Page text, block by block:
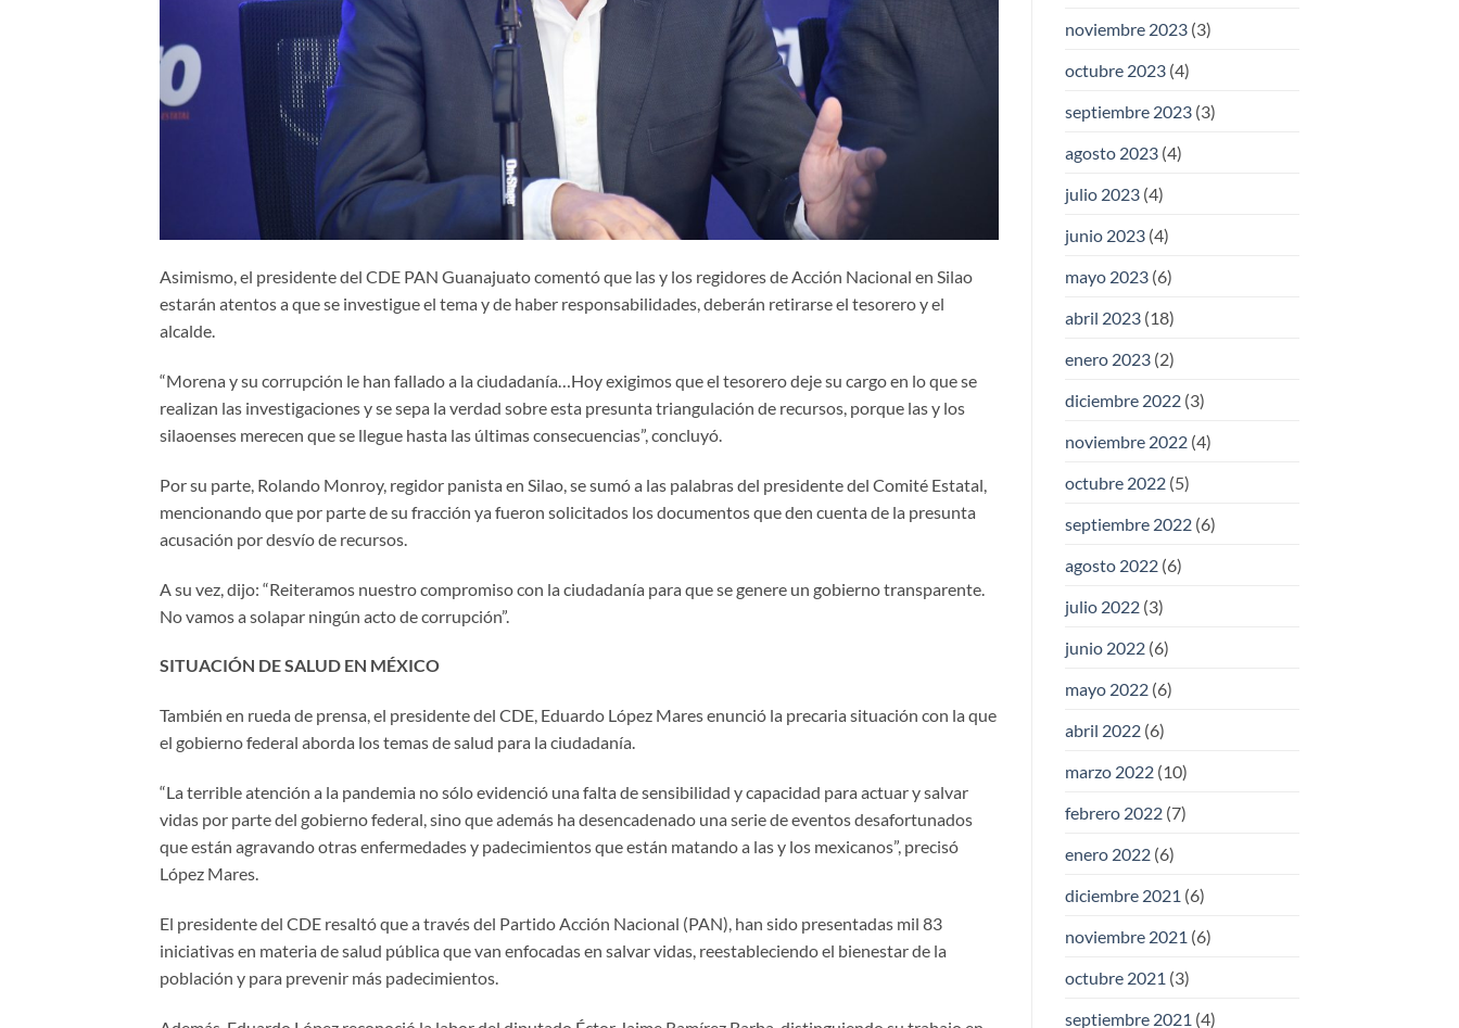
Asimismo, el presidente del CDE PAN Guanajuato comentó que las y los regidores de Acción Nacional en Silao
estarán atentos a que se investigue el tema y de haber responsabilidades, deberán retirarse el tesorero y el
alcalde.
“Morena y su corrupción le han fallado a la ciudadanía…Hoy exigimos que el tesorero deje su cargo en lo que se
realizan las investigaciones y se sepa la verdad sobre esta presunta triangulación de recursos, porque las y los
silaoenses merecen que se llegue hasta las últimas consecuencias”, concluyó.
Por su parte, Rolando Monroy, regidor panista en Silao, se sumó a las palabras del presidente del Comité Estatal,
mencionando que por parte de su fracción ya fueron solicitados los documentos que den cuenta de la presunta
acusación por desvío de recursos.
A su vez, dijo: “Reiteramos nuestro compromiso con la ciudadanía para que se genere un gobierno transparente.
No vamos a solapar ningún acto de corrupción”.
SITUACIÓN DE SALUD EN MÉXICO
También en rueda de prensa, el presidente del CDE, Eduardo López Mares enunció la precaria situación con la que
el gobierno federal aborda los temas de salud para la ciudadanía.
“La terrible atención a la pandemia no sólo evidenció una falta de sensibilidad y capacidad para actuar y salvar
vidas por parte del gobierno federal, sino que además ha desencadenado una serie de eventos desafortunados
que están agravando otras enfermedades y padecimientos que están matando a las y los mexicanos”, precisó
López Mares.
El presidente del CDE resaltó que a través del Partido Acción Nacional (PAN), han sido presentadas mil 83
iniciativas en materia de salud pública que van enfocadas en salvar vidas, reestableciendo el bienestar de la
población y para prevenir más padecimientos.
noviembre 2023(3)
octubre 2023(4)
septiembre 2023(3)
agosto 2023(4)
julio 2023(4)
junio 2023(4)
mayo 2023(6)
abril 2023(18)
enero 2023(2)
diciembre 2022(3)
noviembre 2022(4)
octubre 2022(5)
septiembre 2022(6)
agosto 2022(6)
julio 2022(3)
junio 2022(6)
mayo 2022(6)
abril 2022(6)
marzo 2022(10)
febrero 2022(7)
enero 2022(6)
diciembre 2021 (6)
noviembre 2021 (6)
octubre 2021 (3)
septiembre 2021 (4)